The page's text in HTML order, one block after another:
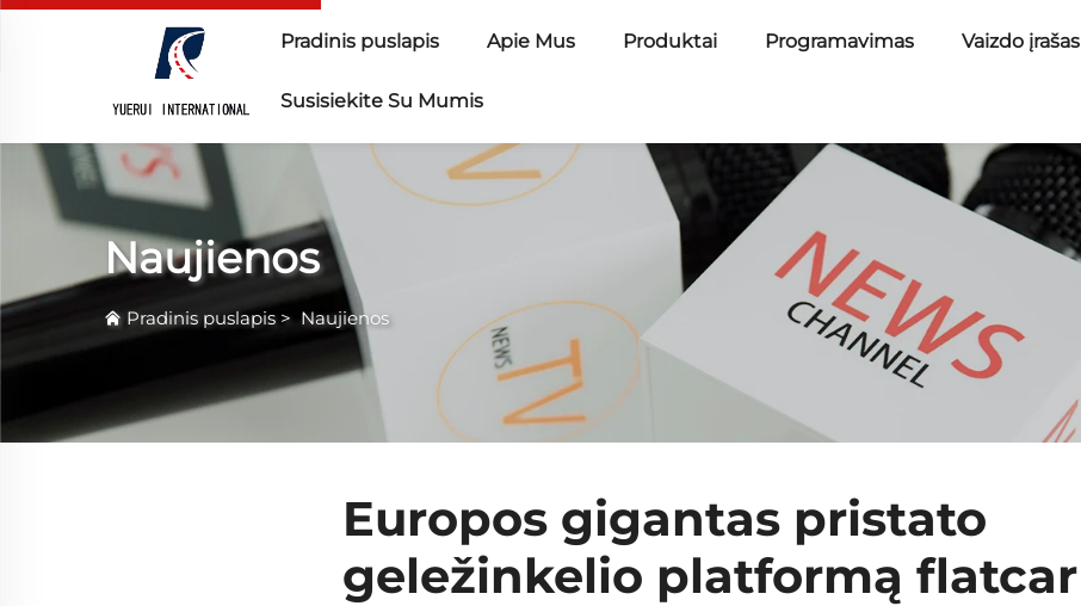
Pradinis puslapis Apie Mus Produktai Programavimas Vaizdo įrašas
Susisiekite Su Mumis
Naujienos
Pradinis puslapis > Naujienos
Europos gigantas pristato
geležinkelio platformą flatcar